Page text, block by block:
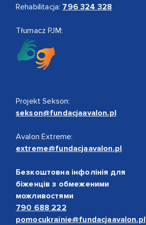
Rehabilitacja: 796 324 328
Tłumacz PJM:
Projekt Sekson:
sekson@fundacjaavalon.pl
Avalon Extreme:
extreme@fundacjaavalon.pl
Безкоштовна інфолінія для
біженців з обмеженими
можливостями
790 688 222
pomocukrainie@fundacjaavalon.pl